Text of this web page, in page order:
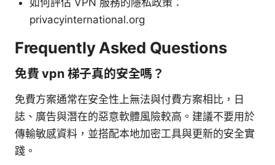
如何評估 VPN 服務的隱私政策：
privacyinternational.org
Frequently Asked Questions
免費 vpn 梯子真的安全嗎？
免費方案通常在安全性上無法與付費方案相比，日
誌、廣告與潛在的惡意軟體風險較高。建議不要用於
傳輸敏感資料，並搭配本地加密工具與更新的安全實
踐。